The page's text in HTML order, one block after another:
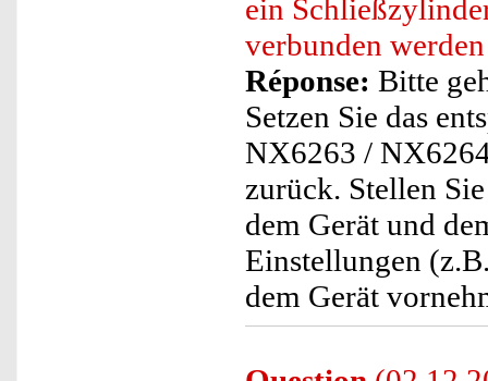
ein
verbunden
Réponse: Bitte
Setzen Sie das
NX6263 /
zurück. Stellen
dem Gerät und
Einstellungen
dem Gerät